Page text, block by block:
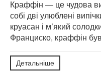
Краффін — це чудова
собі дві улюблені
круасан і м’який
Франциско, краффін
Детальніше